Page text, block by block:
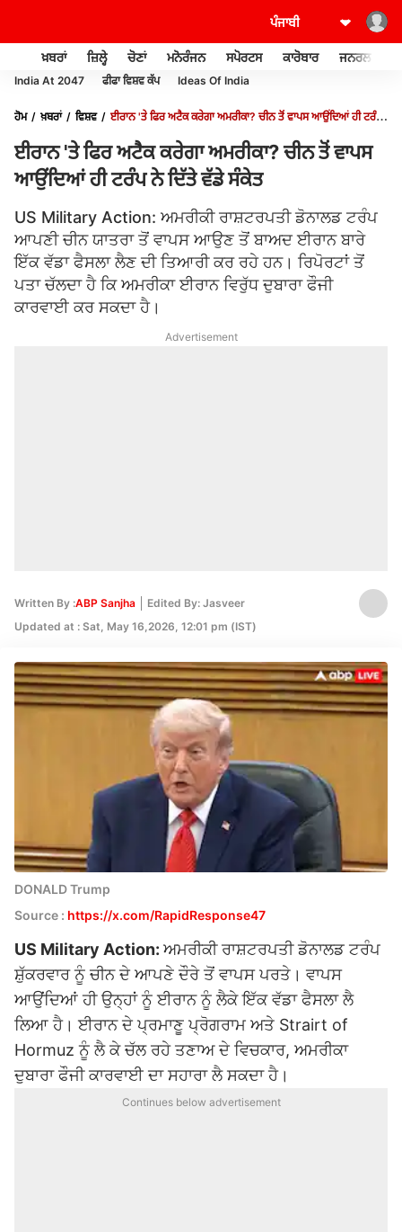
ਖ਼ਬਰਾਂ ਜ਼ਿਲ੍ਹੇ ਚੋਣਾਂ ਮਨੋਰੰਜਨ ਸਪੋਰਟਸ ਕਾਰੋਬਾਰ ਜਨਰਲ ਨੌਲਜ
India At 2047 ਫੀਫਾ ਵਿਸ਼ਵ ਕੱਪ Ideas Of India
ਹੋਮ ਖ਼ਬਰਾਂ ਵਿਸ਼ਵ
ਈਰਾਨ 'ਤੇ ਫਿਰ ਅਟੈਕ ਕਰੇਗਾ ਅਮਰੀਕਾ? ਚੀਨ ਤੋਂ ਵਾਪਸ ਆਉਂਦਿਆਂ ਹੀ ਟਰੰਪ
ਈਰਾਨ 'ਤੇ ਫਿਰ ਅਟੈਕ ਕਰੇਗਾ ਅਮਰੀਕਾ? ਚੀਨ ਤੋਂ ਵਾਪਸ
ਆਉਂਦਿਆਂ ਹੀ ਟਰੰਪ ਨੇ ਦਿੱਤੇ ਵੱਡੇ ਸੰਕੇਤ
US Military Action: ਅਮਰੀਕੀ ਰਾਸ਼ਟਰਪਤੀ ਡੋਨਾਲਡ ਟਰੰਪ
ਆਪਣੀ ਚੀਨ ਯਾਤਰਾ ਤੋਂ ਵਾਪਸ ਆਉਣ ਤੋਂ ਬਾਅਦ ਈਰਾਨ ਬਾਰੇ
ਇੱਕ ਵੱਡਾ ਫੈਸਲਾ ਲੈਣ ਦੀ ਤਿਆਰੀ ਕਰ ਰਹੇ ਹਨ। ਰਿਪੋਰਟਾਂ ਤੋਂ
ਪਤਾ ਚੱਲਦਾ ਹੈ ਕਿ ਅਮਰੀਕਾ ਈਰਾਨ ਵਿਰੁੱਧ ਦੁਬਾਰਾ ਫੌਜੀ
ਕਾਰਵਾਈ ਕਰ ਸਕਦਾ ਹੈ।
Advertisement
Written By :ABP Sanjha
Edited By: Jasveer
Updated at : Sat, May 16,2026, 12:01 pm (IST)
DONALD Trump
Source : https://x.com/RapidResponse47
US Military Action: ਅਮਰੀਕੀ ਰਾਸ਼ਟਰਪਤੀ ਡੋਨਾਲਡ ਟਰੰਪ
ਸ਼ੁੱਕਰਵਾਰ ਨੂੰ ਚੀਨ ਦੇ ਆਪਣੇ ਦੌਰੇ ਤੋਂ ਵਾਪਸ ਪਰਤੇ। ਵਾਪਸ
ਆਉਂਦਿਆਂ ਹੀ ਉਨ੍ਹਾਂ ਨੂੰ ਈਰਾਨ ਨੂੰ ਲੈਕੇ ਇੱਕ ਵੱਡਾ ਫੈਸਲਾ ਲੈ
ਲਿਆ ਹੈ। ਈਰਾਨ ਦੇ ਪ੍ਰਮਾਣੂ ਪ੍ਰੋਗਰਾਮ ਅਤੇ Strairt of
Hormuz ਨੂੰ ਲੈ ਕੇ ਚੱਲ ਰਹੇ ਤਣਾਅ ਦੇ ਵਿਚਕਾਰ, ਅਮਰੀਕਾ
ਦੁਬਾਰਾ ਫੌਜੀ ਕਾਰਵਾਈ ਦਾ ਸਹਾਰਾ ਲੈ ਸਕਦਾ ਹੈ।
Continues below advertisement